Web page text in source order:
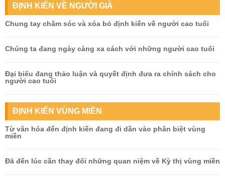
ĐỊNH KIẾN VỀ NGƯỜI GIÀ
Chung tay chăm sóc và xóa bỏ định kiến về người cao tuổi
Chúng ta đang ngày càng xa cách với những người cao tuổi
Đại biểu đang thảo luận và quyết định đưa ra chính sách cho
người cao tuổi
ĐỊNH KIẾN VÙNG MIỀN
Từ văn hóa đến định kiến đang đi dần vào phân biệt vùng
miền
Đã đến lúc cần thay đổi những quan niệm về Kỳ thị vùng miền